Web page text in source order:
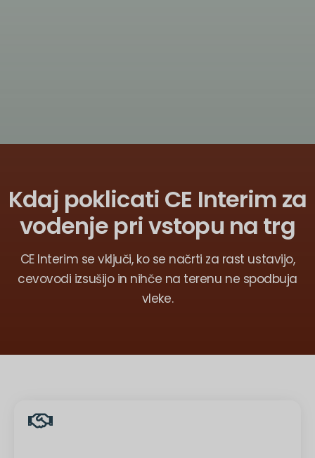
Kdaj poklicati CE Interim za
vodenje pri vstopu na trg
CE Interim se vključi, ko se načrti za rast ustavijo,
cevovodi izsušijo in nihče na terenu ne spodbuja
vleke.